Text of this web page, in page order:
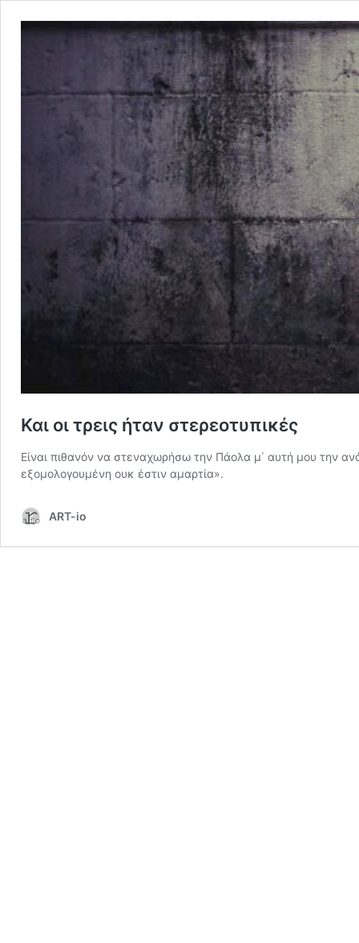
Και οι τρεις ήταν στερεοτυπικές
Είναι πιθανόν να στεναχωρήσω την Πάολα μ΄ αυτή μου την
εξομολογουμένη ουκ έστιν αμαρτία».
ART-io